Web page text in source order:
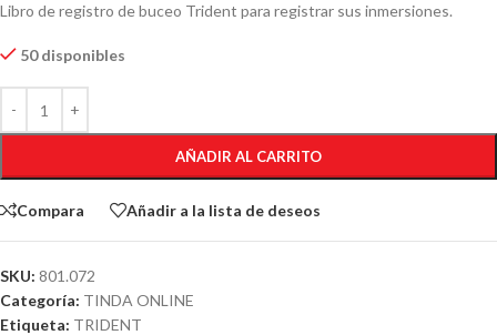
Libro de registro de buceo Trident para registrar sus inmersiones.
50 disponibles
AÑADIR AL CARRITO
Compara Añadir a la lista de deseos
SKU: 801.072
Categoría: TINDA ONLINE
Etiqueta: TRIDENT